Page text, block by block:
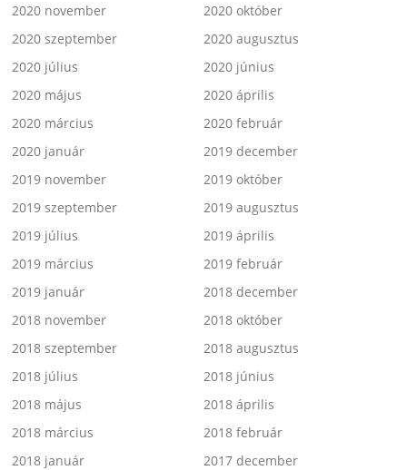
2020 november
2020 október
2020 szeptember
2020 augusztus
2020 július
2020 június
2020 május
2020 április
2020 március
2020 február
2020 január
2019 december
2019 november
2019 október
2019 szeptember
2019 augusztus
2019 július
2019 április
2019 március
2019 február
2019 január
2018 december
2018 november
2018 október
2018 szeptember
2018 augusztus
2018 július
2018 június
2018 május
2018 április
2018 március
2018 február
2018 január
2017 december